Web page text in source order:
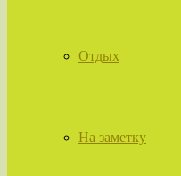
Отдых
На заметку